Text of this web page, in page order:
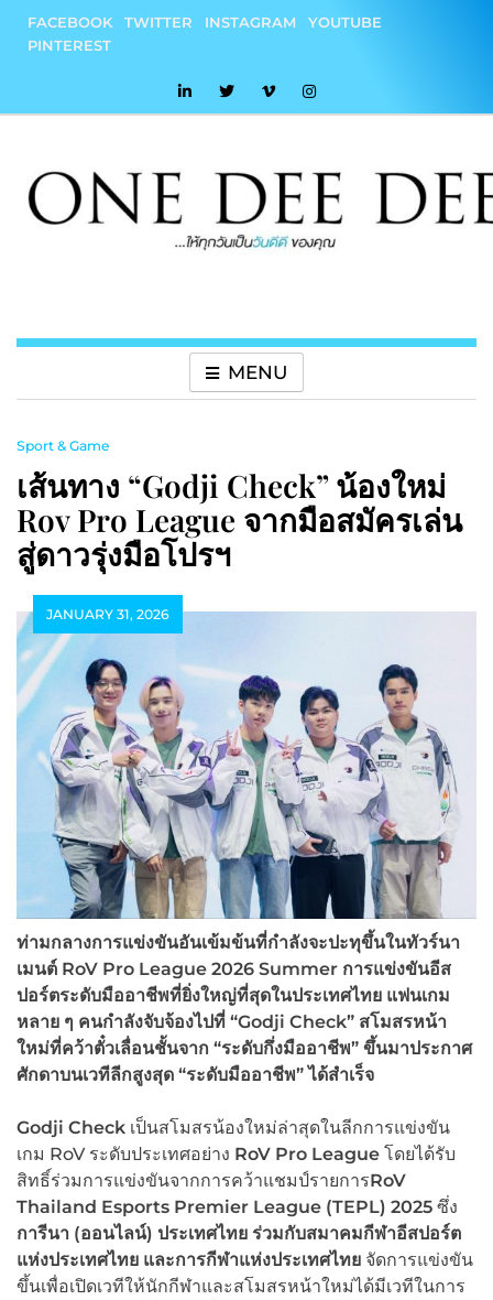
content
FACEBOOK TWITTER INSTAGRAM
YOUTUBE
PINTEREST
MENU
Sport & Game
เส้นทาง “Godji Check” น้องใหม่
Rov Pro League จากมือสมัครเล่น
สู่ดาวรุ่งมือโปรฯ
JANUARY 31, 2026
ท่ามกลางการแข่งขันอันเข้มข้นที่กำลังจะปะทุขึ้นในทัวร์นา
เมนต์ RoV Pro League 2026 Summer การแข่งขันอีส
ปอร์ตระดับมืออาชีพที่ยิ่งใหญ่ที่สุดในประเทศไทย แฟนเกม
หลาย ๆ คนกำลังจับจ้องไปที่ “Godji Check” สโมสรหน้า
ใหม่ที่คว้าตั๋วเลื่อนชั้นจาก “ระดับกึ่งมืออาชีพ” ขึ้นมาประกาศ
ศักดาบนเวทีลีกสูงสุด “ระดับมืออาชีพ”ได้สำเร็จ
Godji Check เป็นสโมสรน้องใหม่ล่าสุดในลีกการแข่งขัน
เกม RoV ระดับประเทศอย่าง RoV Pro League โดยได้รับ
สิทธิ์ร่วมการแข่งขันจากการคว้าแชมป์รายการRoV
Thailand Esports Premier League (TEPL) 2025 ซึ่ง
การีนา (ออนไลน์) ประเทศไทย ร่วมกับสมาคมกีฬาอีสปอร์ต
แห่งประเทศไทย และการกีฬาแห่งประเทศไทย จัดการแข่งขัน
ขึ้นเพื่อเปิดเวทีให้นักกีฬาและสโมสรหน้าใหม่ได้มีเวทีในการ